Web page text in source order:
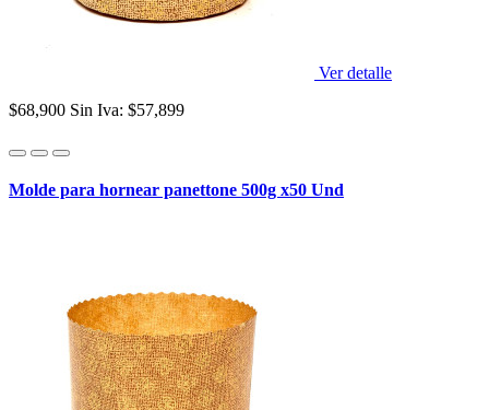
Ver detalle
$68,900 Sin Iva: $57,899
Molde para hornear panettone 500g x50 Und